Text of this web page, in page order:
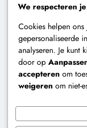
CONTROLE
De Realiteit
Boots on the
11 maanden
We respecteren
Cookies helpen
gepersonaliseerde
analyseren. Je kunt
door op
accepteren om
weigeren om niet-